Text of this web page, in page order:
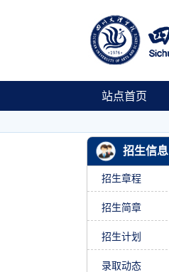
站点首页
招生信息
招生章程
招生简章
招生计划
录取动态